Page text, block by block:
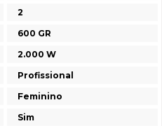
2
600 GR
2.000 W
Profissional
Feminino
Sim